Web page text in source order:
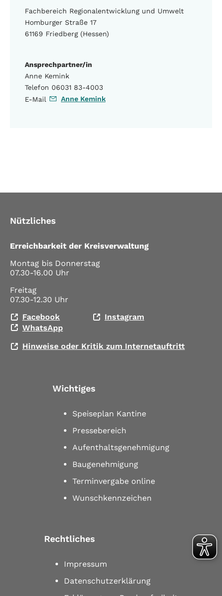
Fachbereich Regionalentwicklung und Umwelt
Homburger Straße 17
61169 Friedberg (Hessen)
Ansprechpartner/in
Anne Kemink
Telefon 06031 83-4003
E-Mail
Anne Kemink
Nützliches
Erreichbarkeit der Kreisverwaltung
Montag bis Donnerstag
07.30-16.00 Uhr
Freitag
07.30-12.30 Uhr
Facebook
Instagram
WhatsApp
Hinweise oder Kritik zum Internetauftritt
Wichtiges
Speiseplan Kantine
Pressebereich
Aufenthaltsgenehmigung
Baugenehmigung
Terminvergabe online
Wunschkennzeichen
Rechtliches
Impressum
Datenschutzerklärung